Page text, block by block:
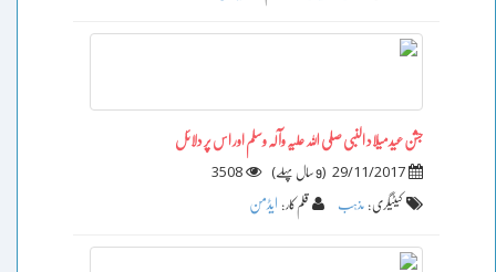
جشن عیدمیلاد النبی صلی اللہ علیہ وآلہ وسلم اور اس پر دلائل
29/11/2017
(9 سال پہلے )
3508
کیٹیگری : مذہب قلم کار : ایڈمن